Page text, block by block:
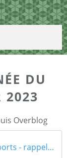
DU
2023
Overblog
2023-01-13-CS Sports - rappel Rando 17 janvier